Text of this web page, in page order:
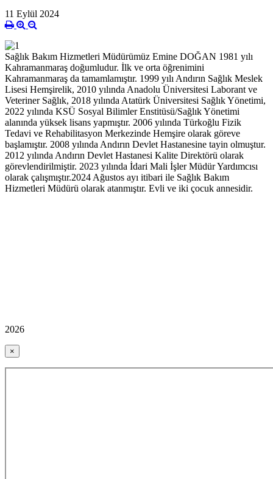
11 Eylül 2024
Sağlık Bakım Hizmetleri Müdürümüz Emine DOĞAN 1981 yılı
Kahramanmaraş doğumludur. İlk ve orta öğrenimini
Kahramanmaraş da tamamlamıştır. 1999 yılı Andırın Sağlık Meslek
Lisesi Hemşirelik, 2010 yılında Anadolu Üniversitesi Laborant ve
Veteriner Sağlık, 2018 yılında Atatürk Üniversitesi Sağlık Yönetimi,
2022 yılında KSÜ Sosyal Bilimler Enstitüsü/Sağlık Yönetimi
alanında yüksek lisans yapmıştır. 2006 yılında Türkoğlu Fizik
Tedavi ve Rehabilitasyon Merkezinde Hemşire olarak göreve
başlamıştır. 2008 yılında Andırın Devlet Hastanesine tayin olmuştur.
2012 yılında Andırın Devlet Hastanesi Kalite Direktörü olarak
görevlendirilmiştir. 2023 yılında İdari Mali İşler Müdür Yardımcısı
olarak çalışmıştır.2024 Ağustos ayı itibari ile Sağlık Bakım
Hizmetleri Müdürü olarak atanmıştır. Evli ve iki çocuk annesidir.
2026
×